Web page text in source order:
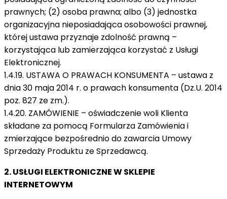
prawnych; (2) osoba prawna; albo (3) jednostka
organizacyjna nieposiadająca osobowości prawnej,
której ustawa przyznaje zdolność prawną –
korzystająca lub zamierzająca korzystać z Usługi
Elektronicznej.
1.4.19. USTAWA O PRAWACH KONSUMENTA – ustawa z
dnia 30 maja 2014 r. o prawach konsumenta (Dz.U. 2014
poz. 827 ze zm.).
1.4.20. ZAMÓWIENIE – oświadczenie woli Klienta
składane za pomocą Formularza Zamówienia i
zmierzające bezpośrednio do zawarcia Umowy
Sprzedaży Produktu ze Sprzedawcą.
2. USŁUGI ELEKTRONICZNE W SKLEPIE
INTERNETOWYM